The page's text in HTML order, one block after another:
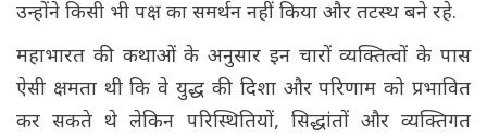
उन्होंने किसी भी पक्ष का समर्थन नहीं किया और तटस्थ बने रहे.
महाभारत की कथाओं के अनुसार इन चारों व्यक्तित्वों के पास
ऐसी क्षमता थी कि वे युद्ध की दिशा और परिणाम को प्रभावित
कर सकते थे लेकिन परिस्थितियों, सिद्धांतों और व्यक्तिगत